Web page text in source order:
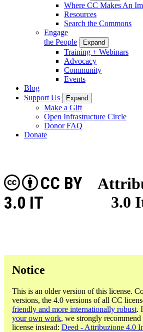
Where CC Makes An
Resources
Search the Commons
Engage
the People
Expand
Training + Webinars
Advocacy
Community
Events
Blog
Support Us
Expand
Make a Gift
Open Infrastructure Circle
Donor FAQ
Donate
3.0
CC BY
3.0 IT
Notice
This is an older version of this license.
versions, the 4.0 versions of all CC
friendly and more internationally robust.
your own work, we strongly
license instead: Deed - Attribuzione 4.0